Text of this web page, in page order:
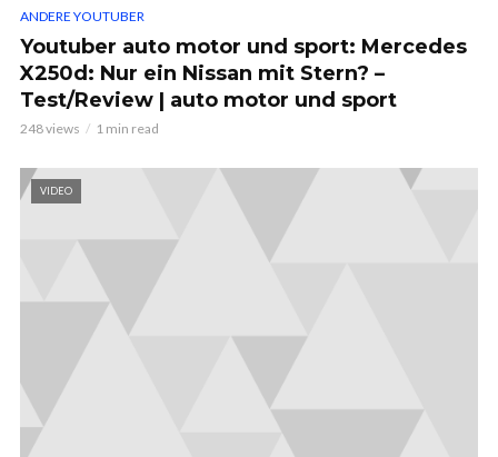
ANDERE YOUTUBER
Youtuber auto motor und sport: Mercedes
X250d: Nur ein Nissan mit Stern? –
Test/Review | auto motor und sport
248 views 1 min read
VIDEO